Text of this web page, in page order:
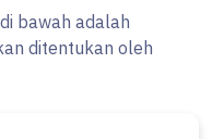
bawah adalah
ditentukan oleh